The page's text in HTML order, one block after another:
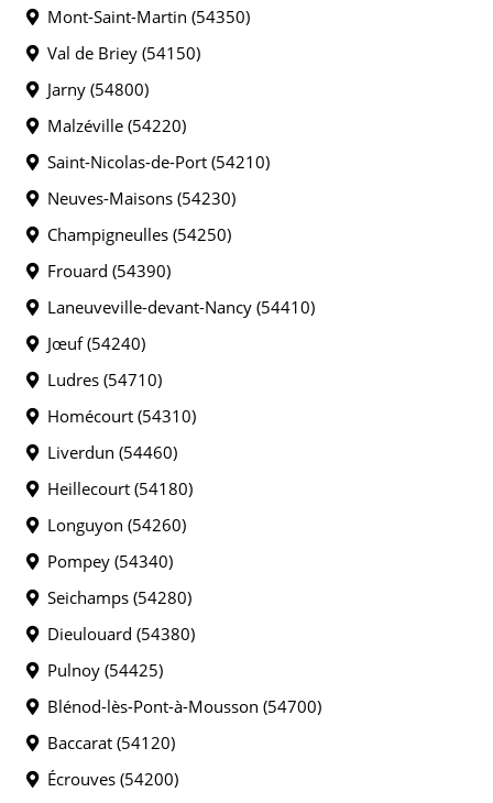
Mont-Saint-Martin (54350)
Val de Briey (54150)
Jarny (54800)
Malzéville (54220)
Saint-Nicolas-de-Port (54210)
Neuves-Maisons (54230)
Champigneulles (54250)
Frouard (54390)
Laneuveville-devant-Nancy (54410)
Jœuf (54240)
Ludres (54710)
Homécourt (54310)
Liverdun (54460)
Heillecourt (54180)
Longuyon (54260)
Pompey (54340)
Seichamps (54280)
Dieulouard (54380)
Pulnoy (54425)
Blénod-lès-Pont-à-Mousson (54700)
Baccarat (54120)
Écrouves (54200)